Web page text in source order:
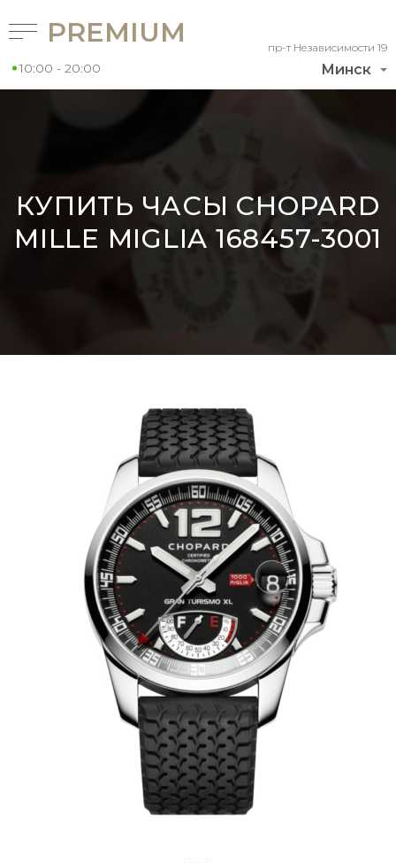
Минск
пр-т Независимости 19
PREMIUM
10:00 - 20:00
КУПИТЬ ЧАСЫ CHOPARD
MILLE MIGLIA 168457-3001